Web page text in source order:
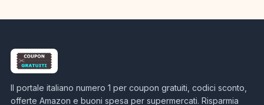
Il portale italiano numero 1 per coupon gratuiti, codici sconto,
offerte Amazon e buoni spesa per supermercati. Risparmia